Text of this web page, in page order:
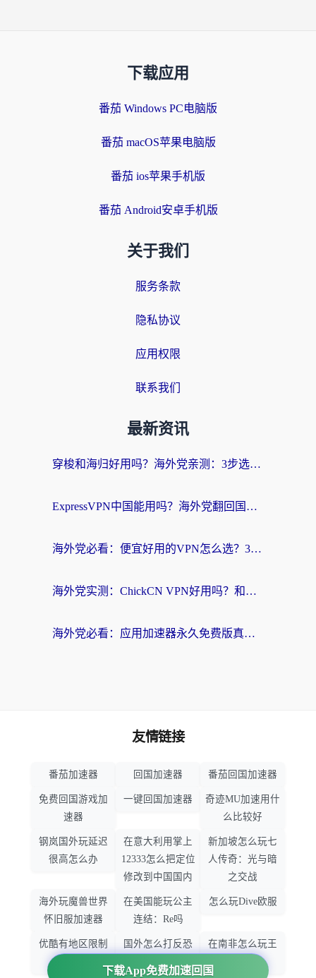
下载应用
番茄 Windows PC电脑版
番茄 macOS苹果电脑版
番茄 ios苹果手机版
番茄 Android安卓手机版
关于我们
服务条款
隐私协议
应用权限
联系我们
最新资讯
穿梭和海归好用吗？海外党亲测：3步选对回国加速器，无缝刷国内剧玩手游
ExpressVPN中国能用吗？海外党翻回国内的加速器选择指南（附番茄加速器实测）
海外党必看：便宜好用的VPN怎么选？3步解决回国访问难题+Steam改区技巧
海外党实测：ChickCN VPN好用吗？和OurPlay VPN对比哪个回国效果更好？附避坑指南
海外党必看：应用加速器永久免费版真的靠谱吗？教你选对回国加速器无缝刷国内资源
下载App免费加速回国
友情链接
番茄加速器 回国加速器 番茄回国加速器
免费回国游戏加
速器
一键回国加速器
奇迹MU加速用什
么比较好
钢岚国外玩延迟
很高怎么办
在意大利用掌上
12333怎么把定位
修改到中国国内
新加坡怎么玩七
人传奇：光与暗
之交战
海外玩魔兽世界
怀旧服加速器
在美国能玩公主
连结：Re吗
怎么玩Dive欧服
优酷有地区限制
国外怎么打反恐
精英：全球攻势
在南非怎么玩王